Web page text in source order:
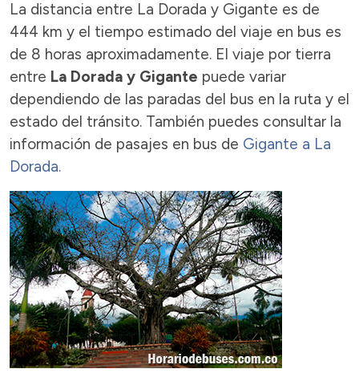
La distancia entre La Dorada y Gigante es de
444 km y el tiempo estimado del viaje en bus es
de 8 horas aproximadamente. El viaje por tierra
entre La Dorada y Gigante puede variar
dependiendo de las paradas del bus en la ruta y el
estado del tránsito. También puedes consultar la
información de pasajes en bus de Gigante a La
Dorada.